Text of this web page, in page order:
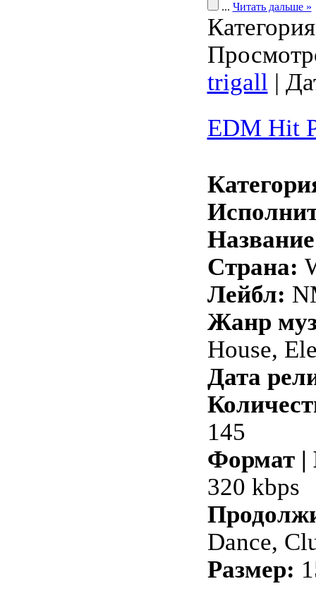
... Читать дальше »
trigall |
EDM Hit
Страна:
Лейбл:
Жанр
House,
Дата
145
Формат |
320 kbps
Dance,
Размер: